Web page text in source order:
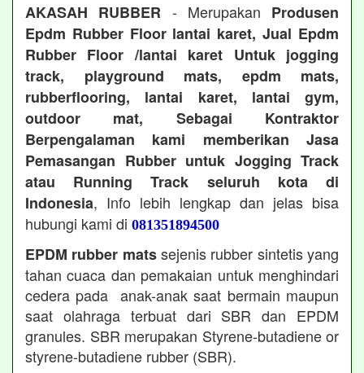
AKASAH RUBBER - Merupakan Produsen
Epdm Rubber Floor lantai karet, Jual Epdm
Rubber Floor /lantai karet Untuk jogging
track, playground mats, epdm mats,
rubberflooring, lantai karet, lantai gym,
outdoor mat, Sebagai Kontraktor
Berpengalaman kami memberikan Jasa
Pemasangan Rubber untuk Jogging Track
atau Running Track seluruh kota di
Indonesia, Info lebih lengkap dan jelas bisa
hubungi kami di 081351894500
EPDM rubber matssejenis rubber sintetis yang
tahan cuaca dan pemakaian untuk menghindari
cedera pada anak-anak saat bermain maupun
saat olahraga terbuat dari SBR dan EPDM
granules. SBR merupakan Styrene-butadiene or
styrene-butadiene rubber (SBR).